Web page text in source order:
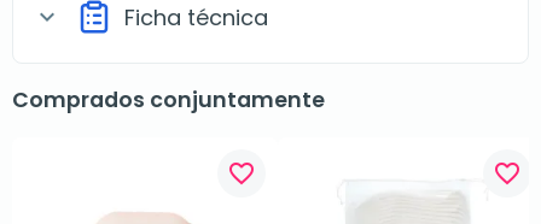
expand_more Ficha técnica
Comprados conjuntamente
favorite_border favorite_border